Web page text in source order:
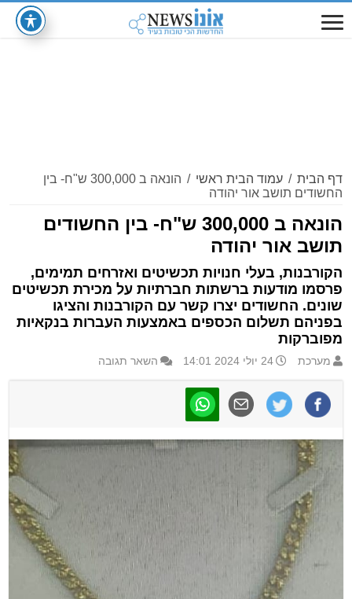
דף הבית / עמוד הבית ראשי /
הונאה ב 300,000 ש"ח- בין
החשודים תושב אור יהודה
הונאה ב 300,000 ש"ח- בין החשודים
תושב אור יהודה
הקורבנות, בעלי חנויות תכשיטים ואזרחים תמימים,
פרסמו מודעות ברשתות חברתיות על מכירת תכשיטים
שונים. החשודים יצרו קשר עם הקורבנות והציגו
בפניהם תשלום הכספים באמצעות העברות בנקאיות
מפוברקות
מערכת 24 יולי 2024 14:01 השאר תגובה